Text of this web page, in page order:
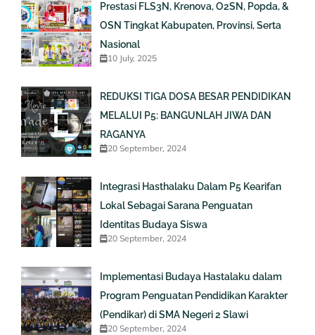
Prestasi FLS3N, Krenova, O2SN, Popda, &
OSN Tingkat Kabupaten, Provinsi, Serta
Nasional
10 July, 2025
REDUKSI TIGA DOSA BESAR PENDIDIKAN
MELALUI P5: BANGUNLAH JIWA DAN
RAGANYA
20 September, 2024
Integrasi Hasthalaku Dalam P5 Kearifan
Lokal Sebagai Sarana Penguatan
Identitas Budaya Siswa
20 September, 2024
Implementasi Budaya Hastalaku dalam
Program Penguatan Pendidikan Karakter
(Pendikar) di SMA Negeri 2 Slawi
20 September, 2024